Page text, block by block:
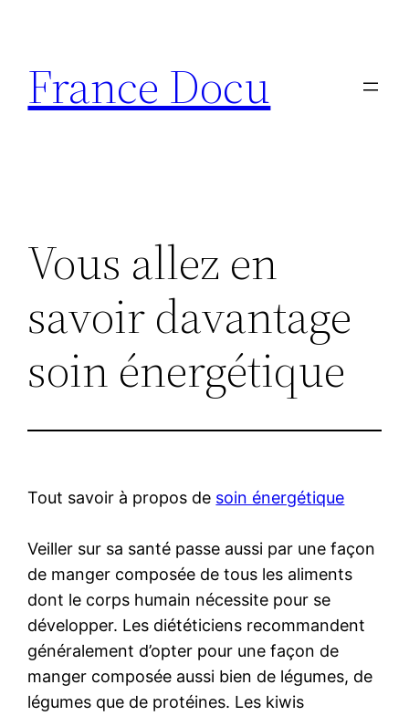
contenu
France Docu
Vous allez en
savoir davantage
soin énergétique
Tout savoir à propos de soin énergétique
Veiller sur sa santé passe aussi par une façon
de manger composée de tous les aliments
dont le corps humain nécessite pour se
développer. Les diététiciens recommandent
généralement d’opter pour une façon de
manger composée aussi bien de légumes, de
légumes que de protéines. Les kiwis